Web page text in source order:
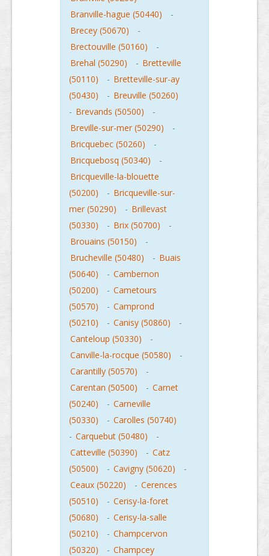
Branville-hague (50440)
-
Brecey (50670)
-
Brectouville (50160)
-
Brehal (50290)
- Bretteville
(50110)
- Bretteville-sur-ay
(50430)
- Breuville (50260)
- Brevands (50500)
-
Breville-sur-mer (50290)
-
Bricquebec (50260)
-
Bricquebosq (50340)
-
Bricqueville-la-blouette
(50200)
- Bricqueville-sur-
mer (50290)
- Brillevast
(50330)
- Brix (50700)
-
Brouains (50150)
-
Brucheville (50480)
- Buais
(50640)
- Cambernon
(50200)
- Cametours
(50570)
- Camprond
(50210)
- Canisy (50860)
-
Canteloup (50330)
-
Canville-la-rocque (50580)
-
Carantilly (50570)
-
Carentan (50500)
- Carnet
(50240)
- Carneville
(50330)
- Carolles (50740)
- Carquebut (50480)
-
Catteville (50390)
- Catz
(50500)
- Cavigny (50620)
-
Ceaux (50220)
- Cerences
(50510)
- Cerisy-la-foret
(50680)
- Cerisy-la-salle
(50210)
- Champcervon
(50320)
- Champcey